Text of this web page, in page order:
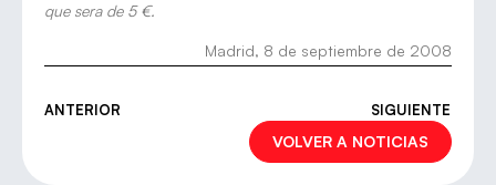
que sera de 5 €.
Madrid, 8 de septiembre de 2008
ANTERIOR SIGUIENTE
VOLVER A NOTICIAS